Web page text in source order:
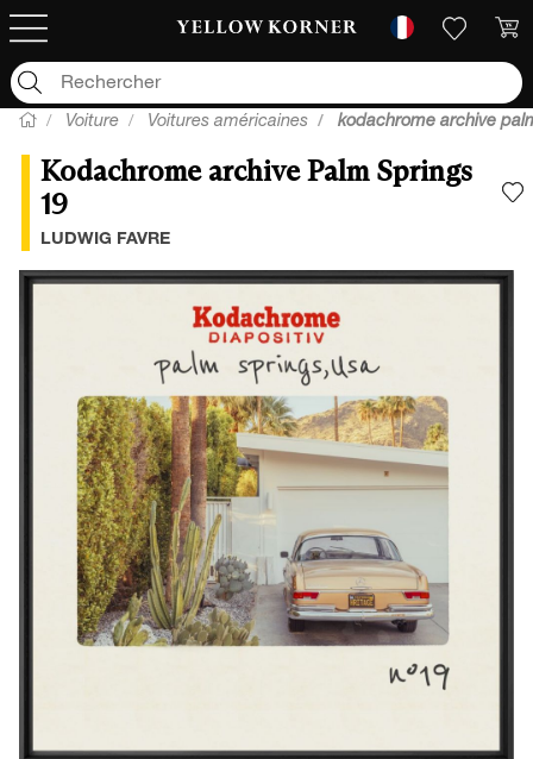
Voiture Voitures américaines kodachrome archive
Kodachrome archive Palm Springs
19
LUDWIG FAVRE